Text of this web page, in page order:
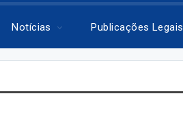
Notícias Publicações Legais